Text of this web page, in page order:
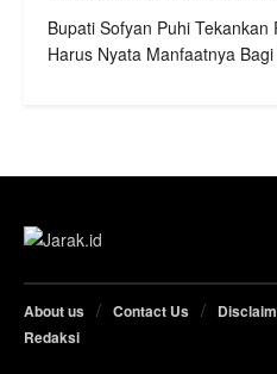
Bupati Sofyan Puhi Tekankan
Harus Nyata Manfaatnya
About us Contact Us
Redaksi